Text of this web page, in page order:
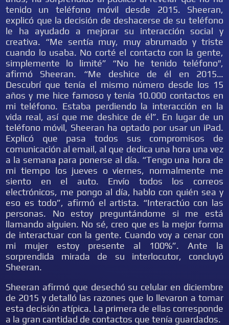
tenido un teléfono móvil desde 2015. Sheeran,
explicó que la decisión de deshacerse de su teléfono
le ha ayudado a mejorar su interacción social y
creativa. “Me sentía muy, muy abrumado y triste
cuando lo usaba. No corté el contacto con la gente,
simplemente lo limité” “No he tenido teléfono″,
afirmó Sheeran. “Me deshice de él en 2015…
Descubrí que tenía el mismo número desde los 15
años y me hice famoso y tenía 10.000 contactos en
mi teléfono. Estaba perdiendo la interacción en la
vida real, así que me deshice de él”. En lugar de un
teléfono móvil, Sheeran ha optado por usar un iPad.
Explicó que pasa todos sus compromisos de
comunicación al email, al que dedica una hora una vez
a la semana para ponerse al día. “Tengo una hora de
mi tiempo los jueves o viernes, normalmente me
siento en el auto. Envío todos los correos
electrónicos, me pongo al día, hablo con quién sea y
eso es todo”, afirmó el artista. “Interactúo con las
personas. No estoy preguntándome si me está
llamando alguien. No sé, creo que es la mejor forma
de interactuar con la gente. Cuando voy a cenar con
mi mujer estoy presente al 100%”. Ante la
sorprendida mirada de su interlocutor, concluyó
Sheeran.
Sheeran afirmó que desechó su celular en diciembre
de 2015 y detalló las razones que lo llevaron a tomar
esta decisión atípica. La primera de ellas corresponde
a la gran cantidad de contactos que tenía guardados.